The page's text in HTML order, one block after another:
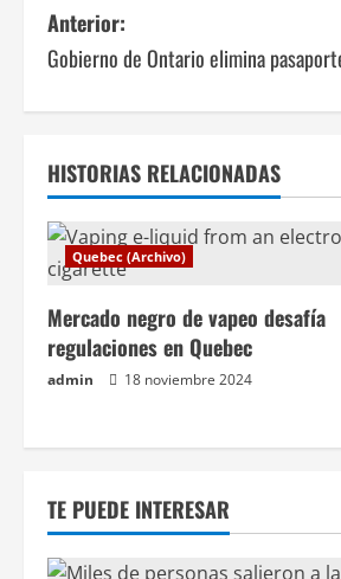
N
a
v
e
g
a
c
i
d
Anterior:
Gobierno de Ontario elimina
HISTORIAS RELACIONADAS
Quebec (Archivo)
Mercado negro de vapeo desafía
regulaciones en Quebec
admin 18 noviembre 2024
TE PUEDE INTERESAR